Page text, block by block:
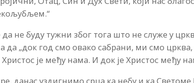
не буду тужни због тога што не служе у
да „док год смо овако сабрани, ми смо
је међу нама. И док је Христос међу